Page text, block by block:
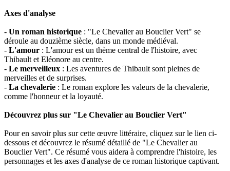
Axes d'analyse
- Un roman historique : "Le Chevalier au Bouclier Vert" se
déroule au douzième siècle, dans un monde médiéval.
- L'amour : L'amour est un thème central de l'histoire, avec
Thibault et Eléonore au centre.
- Le merveilleux : Les aventures de Thibault sont pleines de
merveilles et de surprises.
- La chevalerie : Le roman explore les valeurs de la chevalerie,
comme l'honneur et la loyauté.
Découvrez plus sur "Le Chevalier au Bouclier Vert"
Pour en savoir plus sur cette œuvre littéraire, cliquez sur le lien ci-
dessous et découvrez le résumé détaillé de "Le Chevalier au
Bouclier Vert". Ce résumé vous aidera à comprendre l'histoire, les
personnages et les axes d'analyse de ce roman historique captivant.